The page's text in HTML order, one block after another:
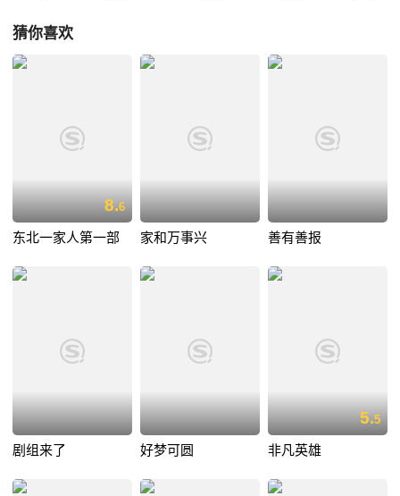
猜你喜欢
8.6
东北一家人第一部 家和万事兴 善有善报
剧组来了 好梦可圆
5.5
非凡英雄